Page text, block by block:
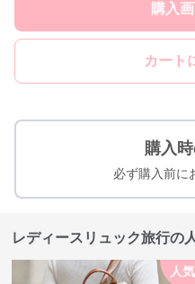
購入
カート
購入
必ず購入前に
レディースリュック旅行の
人気